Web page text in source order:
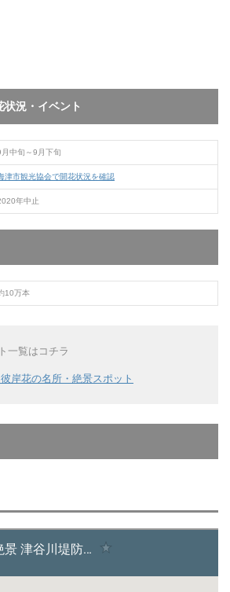
況・イベント
月中旬～9月下旬
津市観光協会で開花状況を確認
年中止
10万本
一覧はコチラ
彼岸花の名所・絶景スポット